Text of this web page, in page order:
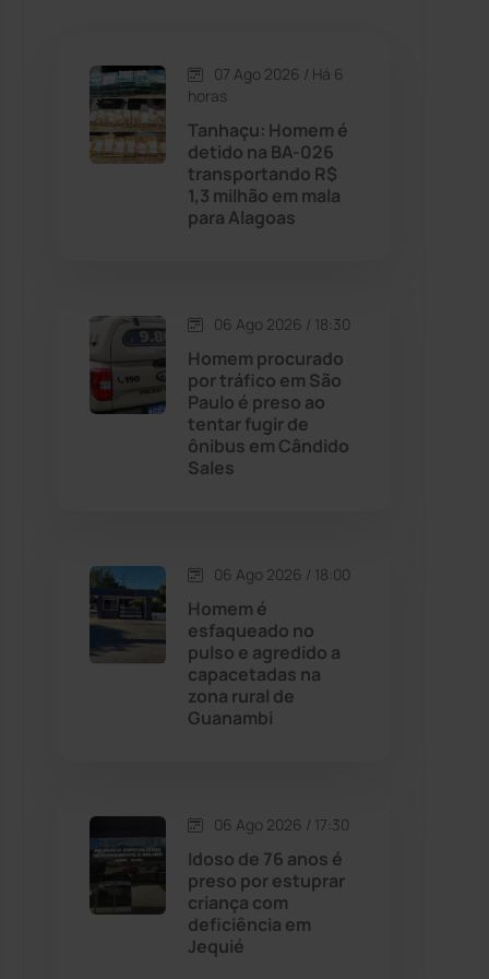
Caetité (1504)
Candiba (157)
Cândido Sales
Caturama
Chapada Diamantina
Cordeiros
Dom Basílio
Érico Cardoso
Esportes
07 Ago 2026 / Há 6
horas
Tanhaçu: Homem é
detido na BA-026
transportando R$
1,3 milhão em mala
para Alagoas
06 Ago 2026 / 18:30
Homem procurado
por tráfico em São
Paulo é preso ao
tentar fugir de
ônibus em Cândido
Sales
06 Ago 2026 / 18:00
Homem é
esfaqueado no
pulso e agredido a
capacetadas na
zona rural de
Guanambi
06 Ago 2026 / 17:30
Idoso de 76 anos é
preso por estuprar
criança com
deficiência em
Jequié